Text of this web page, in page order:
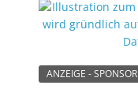
ANZEIGE -